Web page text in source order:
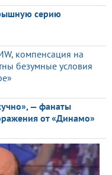
серию
компенсация на
безумные условия
— фанаты
от «Динамо»